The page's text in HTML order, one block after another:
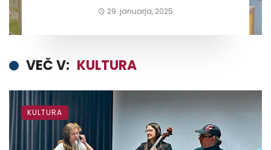
29. januarja, 2025
VEČ V: KULTURA
KULTURA